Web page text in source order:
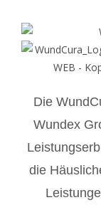
Die
Wundex
die